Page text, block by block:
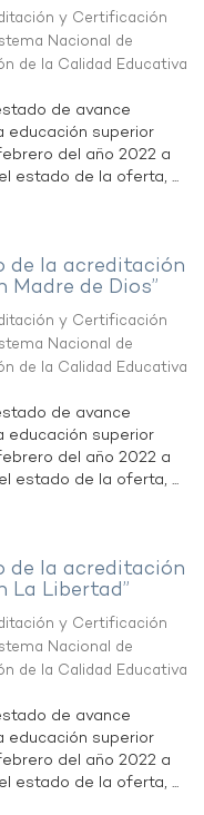
y Certificación
Nacional de
de la Calidad Educativa
de avance
educación superior
del año 2022 a
estado de la oferta, ...
de la acreditación
de Dios”
y Certificación
Nacional de
de la Calidad Educativa
de avance
educación superior
del año 2022 a
estado de la oferta, ...
de la acreditación
Libertad”
y Certificación
Nacional de
de la Calidad Educativa
de avance
educación superior
del año 2022 a
estado de la oferta, ...